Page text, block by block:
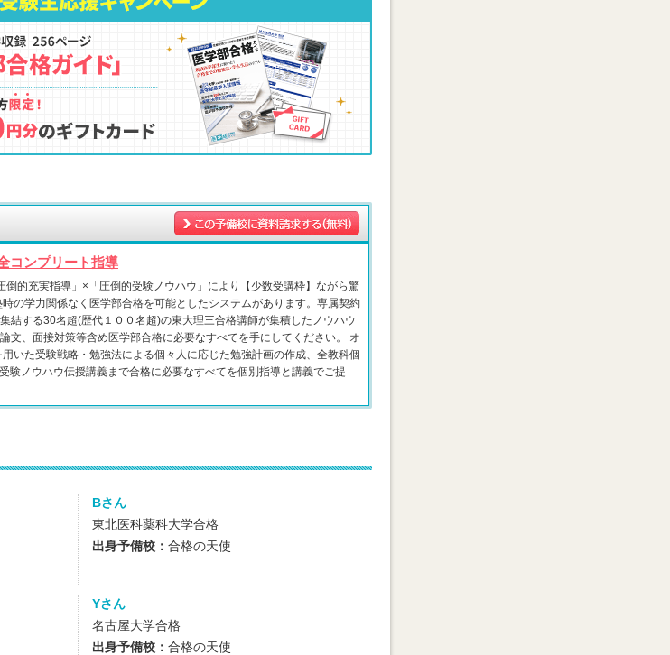
コンプリート指導
倒的充実指導」×「圧倒的受験ノウハウ」により【少数受講枠】ながら驚
の学力関係なく医学部合格を可能としたシステムがあります。専属契約
結する30名超(歴代１００名超)の東大理三合格講師が集積したノウハウ
文、面接対策等含め医学部合格に必要なすべてを手にしてください。 オ
いた受験戦略・勉強法による個々人に応じた勉強計画の作成、全教科個
験ノウハウ伝授講義まで合格に必要なすべてを個別指導と講義でご提
Bさん
東北医科薬科大学合格
出身予備校： 合格の天使
Yさん
名古屋大学合格
出身予備校： 合格の天使